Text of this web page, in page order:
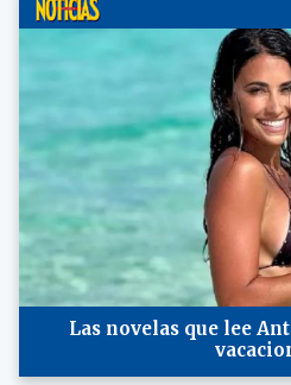
Las novelas que lee